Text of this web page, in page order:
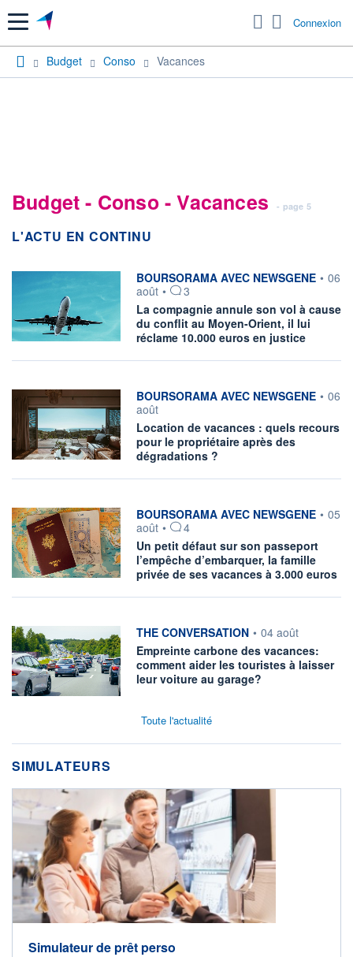
Menu Connexion
Budget Conso Vacances
Budget - Conso - Vacances - page 5
L'ACTU EN CONTINU
information fournie par
BOURSORAMA AVEC NEWSGENE • 06
août •
3
La compagnie annule son vol à cause
du conflit au Moyen-Orient, il lui
réclame 10.000 euros en justice
information fournie par
BOURSORAMA AVEC NEWSGENE • 06
août
Location de vacances : quels recours
pour le propriétaire après des
dégradations ?
information fournie par
BOURSORAMA AVEC NEWSGENE • 05
août •
4
Un petit défaut sur son passeport
l’empêche d’embarquer, la famille
privée de ses vacances à 3.000 euros
information fournie par
THE CONVERSATION • 04 août
Empreinte carbone des vacances:
comment aider les touristes à laisser
leur voiture au garage?
Toute l'actualité
SIMULATEURS
Simulateur de prêt perso